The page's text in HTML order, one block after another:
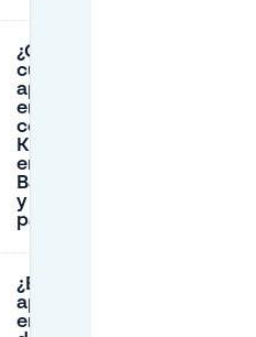
¿Cuánto
cuesta
aparcar
en la calle
cerca de
Kamillehof
en
Bakenhof
y cómo
pago?
¿El
aparcamiento
en la calle